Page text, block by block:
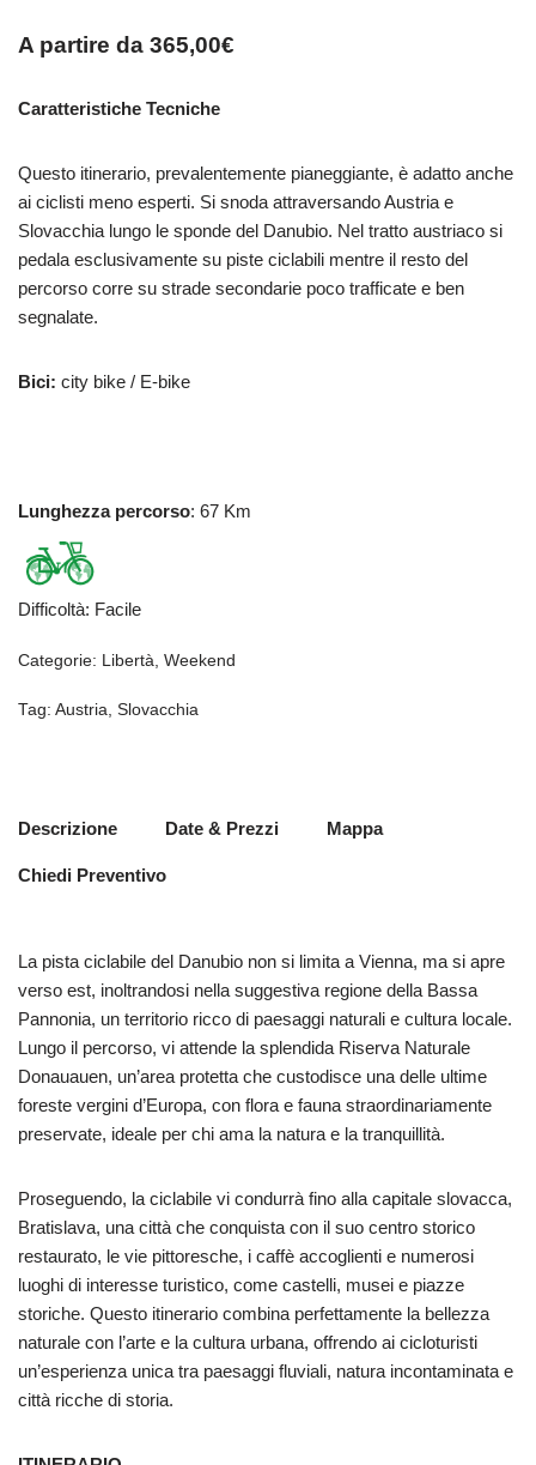
A partire da 365,00€
Caratteristiche Tecniche
Questo itinerario, prevalentemente pianeggiante, è adatto anche
ai ciclisti meno esperti. Si snoda attraversando Austria e
Slovacchia lungo le sponde del Danubio. Nel tratto austriaco si
pedala esclusivamente su piste ciclabili mentre il resto del
percorso corre su strade secondarie poco trafficate e ben
segnalate.
Bici: city bike / E-bike
Lunghezza percorso: 67 Km
Difficoltà: Facile
Categorie: Libertà Weekend
Tag: Austria Slovacchia
Descrizione Date & Prezzi Mappa
Chiedi Preventivo
La pista ciclabile del Danubio non si limita a Vienna, ma si apre
verso est, inoltrandosi nella suggestiva regione della Bassa
Pannonia, un territorio ricco di paesaggi naturali e cultura locale.
Lungo il percorso, vi attende la splendida Riserva Naturale
Donauauen, un’area protetta che custodisce una delle ultime
foreste vergini d’Europa, con flora e fauna straordinariamente
preservate, ideale per chi ama la natura e la tranquillità.
Proseguendo, la ciclabile vi condurrà fino alla capitale slovacca,
Bratislava, una città che conquista con il suo centro storico
restaurato, le vie pittoresche, i caffè accoglienti e numerosi
luoghi di interesse turistico, come castelli, musei e piazze
storiche. Questo itinerario combina perfettamente la bellezza
naturale con l’arte e la cultura urbana, offrendo ai cicloturisti
un’esperienza unica tra paesaggi fluviali, natura incontaminata e
città ricche di storia.